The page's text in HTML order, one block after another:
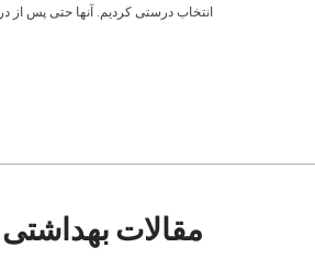
انتخاب درستی کردیم. آنها حتی پس از
مقالات بهداشتی